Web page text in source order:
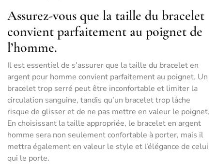
Assurez-vous que la taille du bracelet
convient parfaitement au poignet de
l’homme.
Il est essentiel de s’assurer que la taille du bracelet en
argent pour homme convient parfaitement au poignet. Un
bracelet trop serré peut être inconfortable et limiter la
circulation sanguine, tandis qu’un bracelet trop lâche
risque de glisser et de ne pas mettre en valeur le poignet.
En choisissant la taille appropriée, le bracelet en argent
homme sera non seulement confortable à porter, mais il
mettra également en valeur le style et l’élégance de celui
qui le porte.